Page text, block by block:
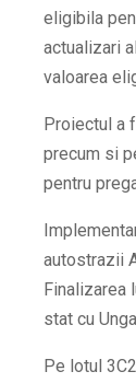
eligibila
actualizari
valoarea
Proiectul a
precum si
pentru
autostrazii
Finalizarea
stat cu
Pe lotul